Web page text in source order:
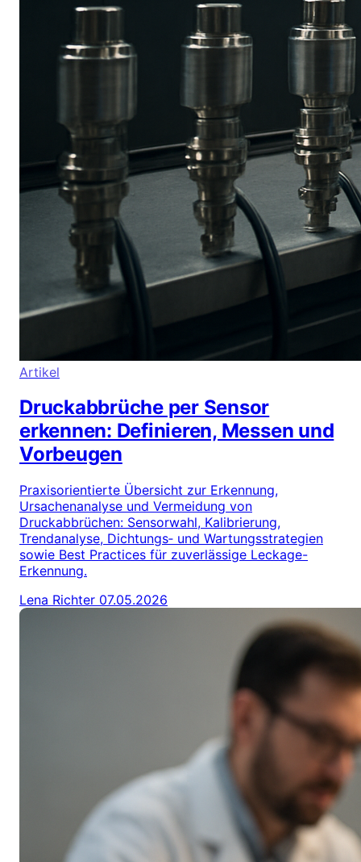
Artikel
Druckabbrüche per Sensor
erkennen: Definieren, Messen und
Vorbeugen
Praxisorientierte Übersicht zur Erkennung,
Ursachenanalyse und Vermeidung von
Druckabbrüchen: Sensorwahl, Kalibrierung,
Trendanalyse, Dichtungs‑ und Wartungsstrategien
sowie Best Practices für zuverlässige Leckage-
Erkennung.
Lena Richter 07.05.2026